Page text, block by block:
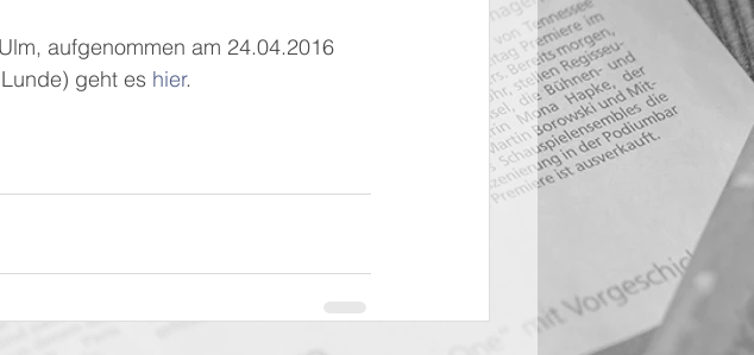
aufgenommen am 24.04.2016
geht es hier.